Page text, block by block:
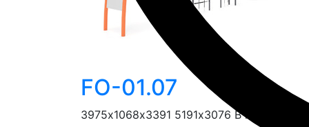
FO-01.07
3975х1068х3391 5191х3076 В